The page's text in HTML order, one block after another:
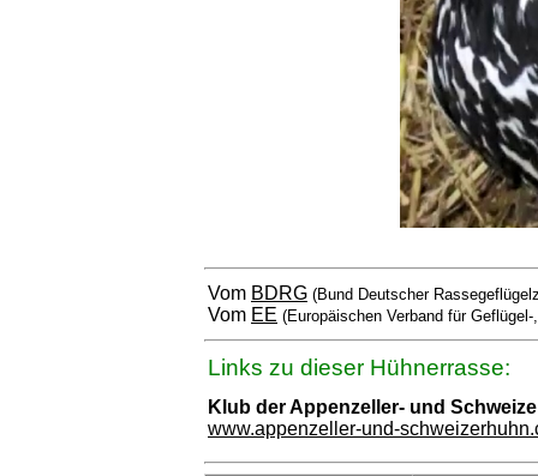
Vom BDRG (Bund Deutscher
Vom EE (Europäischen Verband für
Links zu dieser Hühnerrasse:
Klub der Appenzeller- und
www.appenzeller-und-